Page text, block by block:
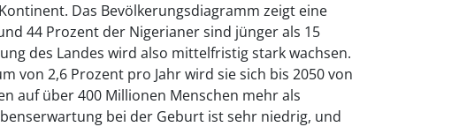
Das Bevölkerungsdiagramm zeigt eine
44 Prozent der Nigerianer sind jünger als 15
des Landes wird also mittelfristig stark wachsen.
von 2,6 Prozent pro Jahr wird sie sich bis 2050 von
auf über 400 Millionen Menschen mehr als
bei der Geburt ist sehr niedrig, und